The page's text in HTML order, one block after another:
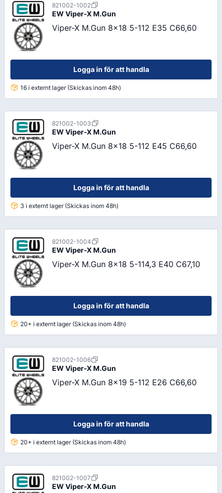
821002-1002
EW Viper-X M.Gun
Viper-X M.Gun 8x18 5-112 E35 C66,60
Logga in för att handla
16 i externt lager (Skickas inom 48h)
821002-1003
EW Viper-X M.Gun
Viper-X M.Gun 8x18 5-112 E45 C66,60
Logga in för att handla
3 i externt lager (Skickas inom 48h)
821002-1004
EW Viper-X M.Gun
Viper-X M.Gun 8x18 5-114,3 E40 C67,10
Logga in för att handla
20+ i externt lager (Skickas inom 48h)
821002-1006
EW Viper-X M.Gun
Viper-X M.Gun 8x19 5-112 E26 C66,60
Logga in för att handla
20+ i externt lager (Skickas inom 48h)
821002-1007
EW Viper-X M.Gun